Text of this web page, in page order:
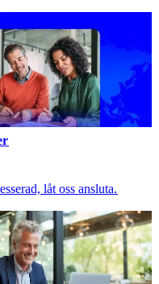
låt oss ansluta.​​